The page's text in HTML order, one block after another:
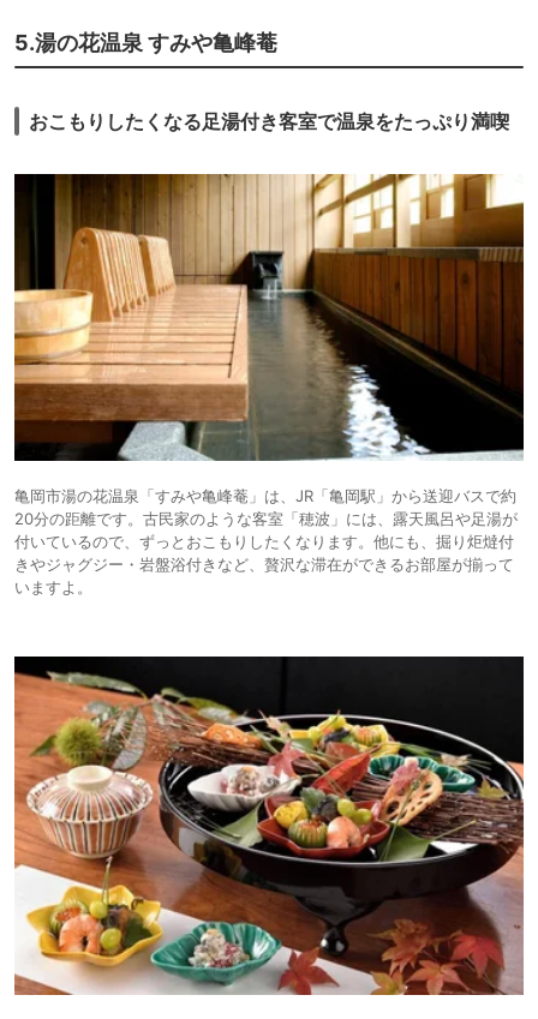
5.湯の花温泉 すみや亀峰菴
おこもりしたくなる足湯付き客室で温泉をたっぷり満喫
亀岡市湯の花温泉「すみや亀峰菴」は、JR「亀岡駅」から送迎バスで約
20分の距離です。古民家のような客室「穂波」には、露天風呂や足湯が
付いているので、ずっとおこもりしたくなります。他にも、掘り炬燵付
きやジャグジー・岩盤浴付きなど、贅沢な滞在ができるお部屋が揃って
いますよ。